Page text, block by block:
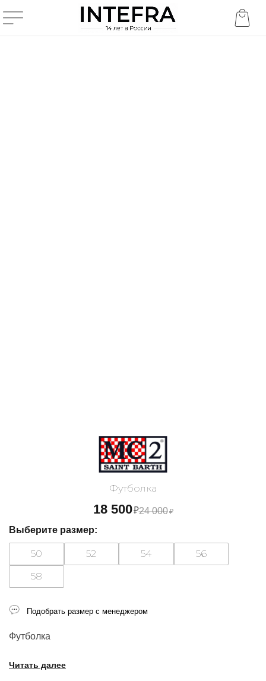
Футболка
18 500₽24 000₽
Футболка
Читать далее
Выберите размер:
50 52 54
56
58
Подобрать размер с менеджером